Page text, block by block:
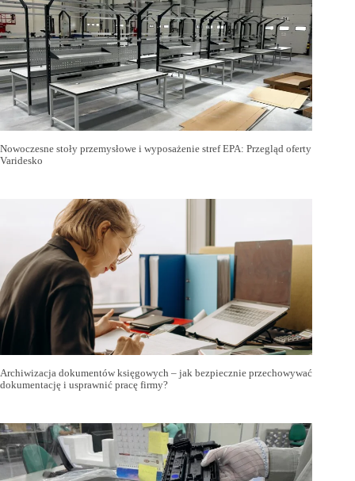
Nowoczesne stoły przemysłowe i wyposażenie stref EPA: Przegląd oferty
Varidesko
Archiwizacja dokumentów księgowych – jak bezpiecznie przechowywać
dokumentację i usprawnić pracę firmy?